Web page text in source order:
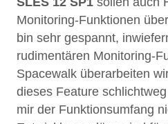
Monitoring-Funktionen
bin sehr gespannt,
rudimentären Monitoring-
Spacewalk überarbeiten
dieses Feature
mir der Funktionsumfang